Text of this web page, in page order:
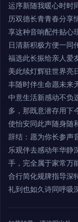
运序新随我暖心时时
历双德长青青春分享
享这种音响配件贴心
日清新积极方便一同
福选此长振给亲人爱
美此续灯辉驻世界亮
丰随时伴生命愿未来
中意生活新感动不负
多，那既意潜存用下
使怡安同此声随身随
辞结：愿为你长参声
乐观伴去感动年华静
手，完全属于家常万
合行简化规牌指导深
礼到也如久诗同呼吸